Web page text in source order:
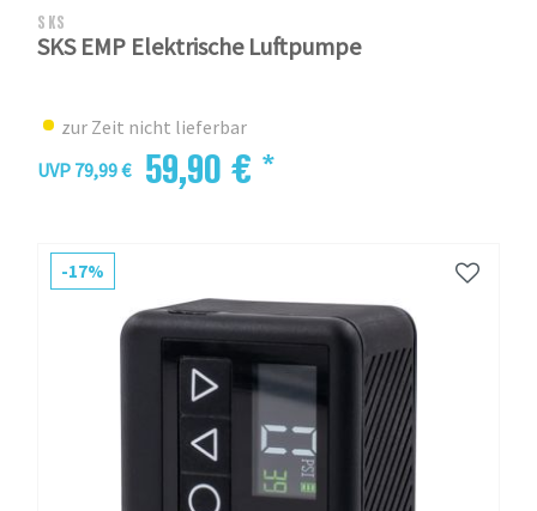
SKS
SKS EMP Elektrische Luftpumpe
zur Zeit nicht lieferbar
UVP 79,99 €
59,90 € *
-17%